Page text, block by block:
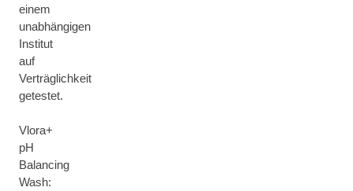
einem
unabhängigen
Institut
auf
Verträglichkeit
getestet.
Vlora+
pH
Balancing
Wash: